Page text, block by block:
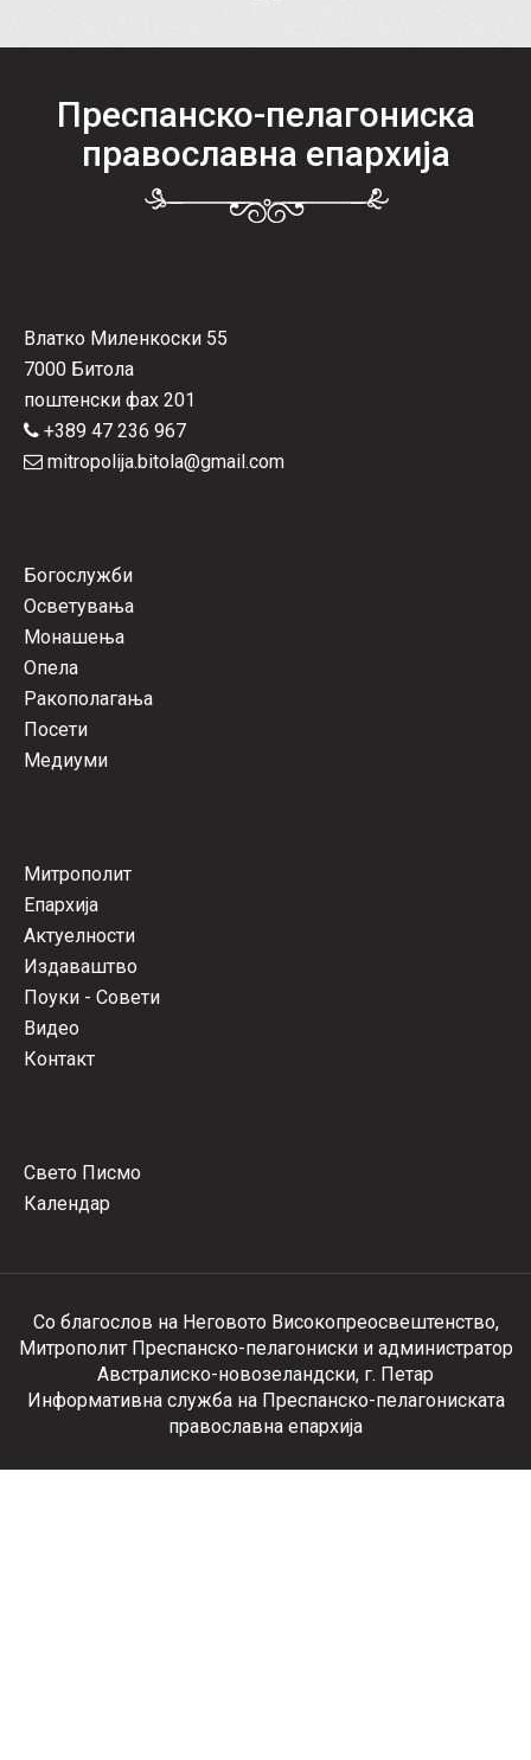
Преспанско-пелагониска
православна епархија
Влатко Миленкоски 55
7000 Битола
поштенски фах 201
+389 47 236 967
mitropolija.bitola@gmail.com
Богослужби
Осветувања
Монашења
Опела
Ракополагања
Посети
Медиуми
Митрополит
Епархија
Актуелности
Издаваштво
Поуки - Совети
Видео
Контакт
Свето Писмо
Календар
Со благослов на Неговото Високопреосвештенство,
Митрополит Преспанско-пелагониски и администратор
Австралиско-новозеландски, г. Петар
Информативна служба на Преспанско-пелагониската
православна епархија